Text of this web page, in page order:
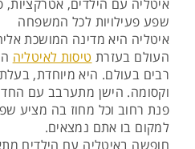
איטליה עם הילדים,
שפע פעילויות לכל המשפחה
איטליה היא מדינה המושכת
העולם בעזרת טיסות לאיטליה
רבים בעולם. היא מיוחדת,
וקסומה. הישן מתערבב עם
פנת רחוב וכל מחוז בה מציע
למקום בו אתם נמצאים.
חופשה באיטליה עם הילדים